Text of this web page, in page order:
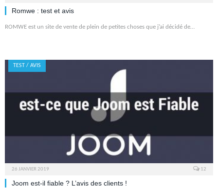
Romwe : test et avis
ROMWE est un site de vente de plein de petites choses que j’ai décidé de…
TEST / AVIS
26 JANVIER 2019 12
Joom est-il fiable ? L’avis des clients !